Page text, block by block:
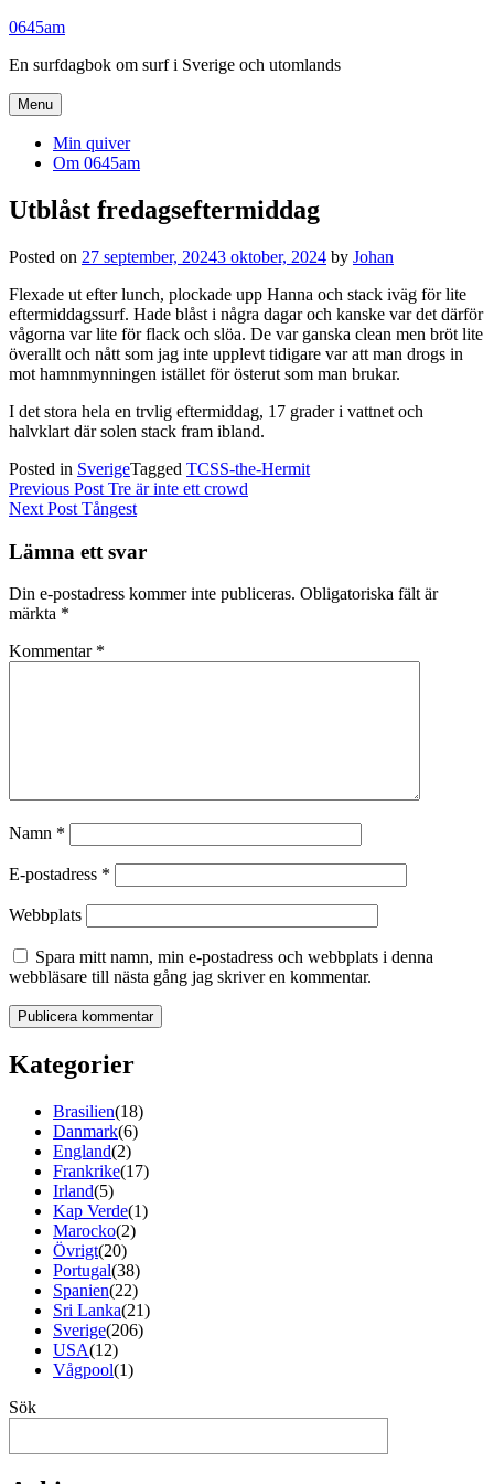
Skip
content
0645am
En surfdagbok om surf i Sverige och utomlands
Menu
Min quiver
Om 0645am
Utblåst fredagseftermiddag
Posted on 27 september, 20243 oktober, 2024 by Johan
Flexade ut efter lunch, plockade upp Hanna och stack iväg för lite
eftermiddagssurf. Hade blåst i några dagar och kanske var det därför
vågorna var lite för flack och slöa. De var ganska clean men bröt lite
överallt och nått som jag inte upplevt tidigare var att man drogs in
mot hamnmynningen istället för österut som man brukar.
I det stora hela en trvlig eftermiddag, 17 grader i vattnet och
halvklart där solen stack fram ibland.
Posted in SverigeTagged TCSS-the-Hermit
Inläggsnavigering
Previous Post Tre är inte ett crowd
Next Post Tångest
Lämna ett svar
Din e-postadress kommer inte publiceras. Obligatoriska fält är
märkta *
Kommentar *
Namn *
E-postadress *
Webbplats
Spara mitt namn, min e-postadress och webbplats i denna
webbläsare till nästa gång jag skriver en kommentar.
Kategorier
Brasilien(18)
Danmark(6)
England(2)
Frankrike(17)
Irland(5)
Kap Verde(1)
Marocko(2)
Övrigt(20)
Portugal(38)
Spanien(22)
Sri Lanka(21)
Sverige(206)
USA(12)
Vågpool(1)
Sök